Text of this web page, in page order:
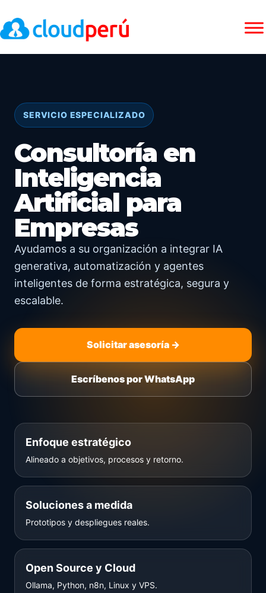
SERVICIO ESPECIALIZADO
Consultoría en
Inteligencia
Artificial para
Empresas
Ayudamos a su organización a integrar IA
generativa, automatización y agentes
inteligentes de forma estratégica, segura y
escalable.
Solicitar asesoría →
Escríbenos por WhatsApp
Enfoque estratégico
Alineado a objetivos, procesos y retorno.
Soluciones a medida
Prototipos y despliegues reales.
Open Source y Cloud
Ollama, Python, n8n, Linux y VPS.